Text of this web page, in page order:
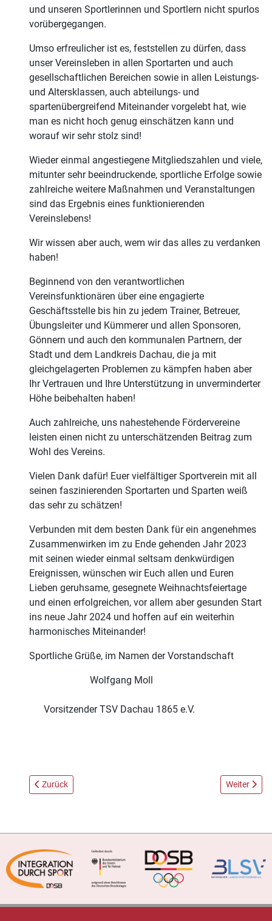
und unseren Sportlerinnen und Sportlern nicht spurlos
vorübergegangen.
Umso erfreulicher ist es, feststellen zu dürfen, dass
unser Vereinsleben in allen Sportarten und auch
gesellschaftlichen Bereichen sowie in allen Leistungs-
und Altersklassen, auch abteilungs- und
spartenübergreifend Miteinander vorgelebt hat, wie
man es nicht hoch genug einschätzen kann und
worauf wir sehr stolz sind!
Wieder einmal angestiegene Mitgliedszahlen und viele,
mitunter sehr beeindruckende, sportliche Erfolge sowie
zahlreiche weitere Maßnahmen und Veranstaltungen
sind das Ergebnis eines funktionierenden
Vereinslebens!
Wir wissen aber auch, wem wir das alles zu verdanken
haben!
Beginnend von den verantwortlichen
Vereinsfunktionären über eine engagierte
Geschäftsstelle bis hin zu jedem Trainer, Betreuer,
Übungsleiter und Kümmerer und allen Sponsoren,
Gönnern und auch den kommunalen Partnern, der
Stadt und dem Landkreis Dachau, die ja mit
gleichgelagerten Problemen zu kämpfen haben aber
Ihr Vertrauen und Ihre Unterstützung in unverminderter
Höhe beibehalten haben!
Auch zahlreiche, uns nahestehende Fördervereine
leisten einen nicht zu unterschätzenden Beitrag zum
Wohl des Vereins.
Vielen Dank dafür! Euer vielfältiger Sportverein mit all
seinen faszinierenden Sportarten und Sparten weiß
das sehr zu schätzen!
Verbunden mit dem besten Dank für ein angenehmes
Zusammenwirken im zu Ende gehenden Jahr 2023
mit seinen wieder einmal seltsam denkwürdigen
Ereignissen, wünschen wir Euch allen und Euren
Lieben geruhsame, gesegnete Weihnachtsfeiertage
und einen erfolgreichen, vor allem aber gesunden Start
ins neue Jahr 2024 und hoffen auf ein weiterhin
harmonisches Miteinander!
Sportliche Grüße, im Namen der Vorstandschaft
Wolfgang Moll
Vorsitzender TSV Dachau 1865 e.V.
Vorheriger Beitrag: Darts Abteilung lädt zum Jugendturnier ein
Zurück Nächster
Weiter